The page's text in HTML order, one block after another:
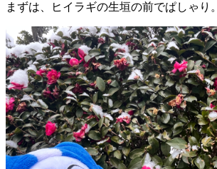
まずは、ヒイラギの生垣の前でぱしゃり。